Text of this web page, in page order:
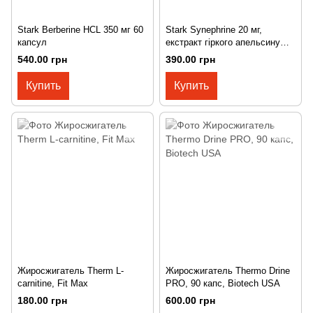
Stark Berberine HCL 350 мг 60
капсул
540.00 грн
Купить
Stark Synephrine 20 мг,
екстракт гіркого апельсину
200 таблеток
390.00 грн
Купить
Жиросжигатель Therm L-
carnitine, Fit Max
180.00 грн
Жиросжигатель Thermo Drine
PRO, 90 капс, Biotech USA
600.00 грн